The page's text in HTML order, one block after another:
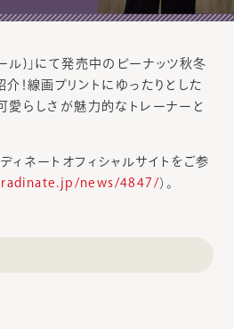
ル)」にて発売中のピーナッツ秋冬
！線画プリントにゆったりとした
愛らしさが魅力的なトレーナーと
ィネートオフィシャルサイトをご参
news/4847/）。